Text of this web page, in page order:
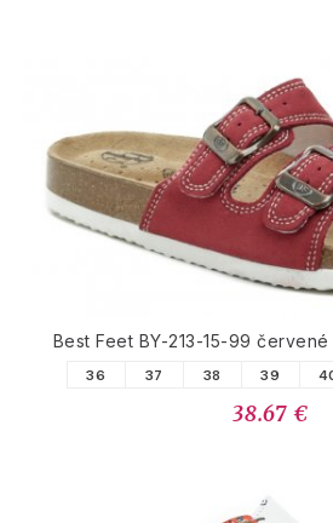
Best Feet BY-213-15-99
36 37 38 39
38.67 €